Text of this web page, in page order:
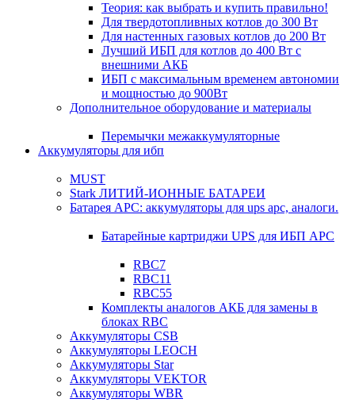
Теория: как выбрать и купить правильно!
Для твердотопливных котлов до 300 Вт
Для настенных газовых котлов до 200 Вт
Лучший ИБП для котлов до 400 Вт с
внешними АКБ
ИБП с максимальным временем автономии
и мощностью до 900Вт
Дополнительное оборудование и материалы
Перемычки межаккумуляторные
Аккумуляторы для ибп
MUST
Stark ЛИТИЙ-ИОННЫЕ БАТАРЕИ
Батарея APC: аккумуляторы для ups apc, аналоги.
Батарейные картриджи UPS для ИБП APC
RBC7
RBC11
RBC55
Комплекты аналогов АКБ для замены в
блоках RBC
Аккумуляторы CSB
Аккумуляторы LEOCH
Аккумуляторы Star
Аккумуляторы VEKTOR
Аккумуляторы WBR